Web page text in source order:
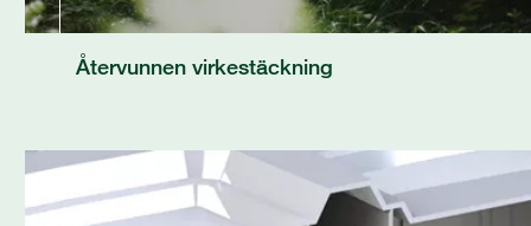
Återvunnen virkestäckning